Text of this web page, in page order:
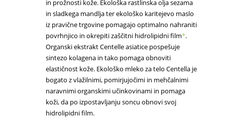
in prožnosti kože. Ekološka rastlinska olja sezama
in sladkega mandlja ter ekološko karitejevo maslo
iz pravične trgovine pomagajo optimalno nahraniti
povrhnjico in okrepiti zaščitni hidrolipidni film*.
Organski ekstrakt Centelle asiatice pospešuje
sintezo kolagena in tako pomaga obnoviti
elastičnost kože. Ekološko mleko za telo Centella je
bogato z vlažilnimi, pomirjujočimi in mehčalnimi
naravnimi organskimi učinkovinami in pomaga
koži, da po izpostavljanju soncu obnovi svoj
hidrolipidni film.